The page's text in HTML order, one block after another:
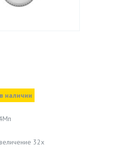
наличии
32х